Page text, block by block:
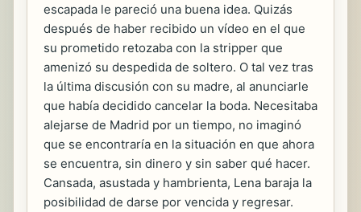
escapada le pareció una buena idea. Quizás
después de haber recibido un vídeo en el que
su prometido retozaba con la stripper que
amenizó su despedida de soltero. O tal vez tras
la última discusión con su madre, al anunciarle
que había decidido cancelar la boda. Necesitaba
alejarse de Madrid por un tiempo, no imaginó
que se encontraría en la situación en que ahora
se encuentra, sin dinero y sin saber qué hacer.
Cansada, asustada y hambrienta, Lena baraja la
posibilidad de darse por vencida y regresar.